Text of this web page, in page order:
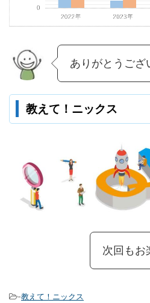
ありがとうござ
教えて！ニックス
次回もお
-教えて！ニックス